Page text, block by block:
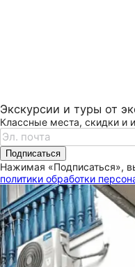
Экскурсии и туры от
Классные места, скидки и
Подписаться
Нажимая «Подписаться»,
политики обработки